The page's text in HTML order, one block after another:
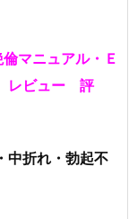
マニュアル・Ｅ
レビュー 評
中折れ・勃起不